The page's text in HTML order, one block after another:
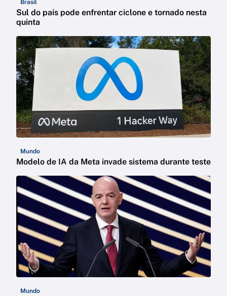
Brasil
Sul do país pode enfrentar ciclone e tornado nesta
quinta
Mundo
Modelo de IA da Meta invade sistema durante teste
Mundo